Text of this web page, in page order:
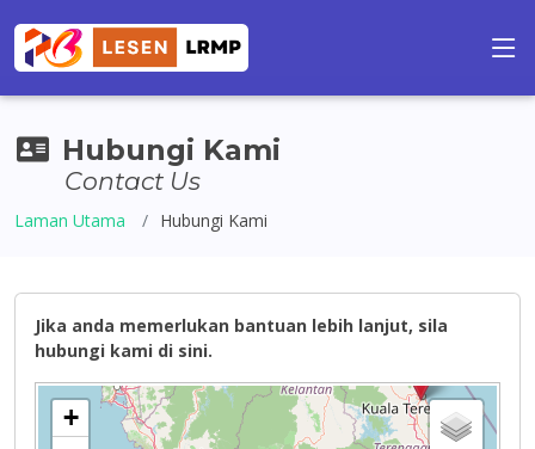
Hubungi Kami
Contact Us
Laman Utama Hubungi Kami
Jika anda memerlukan bantuan lebih lanjut, sila
hubungi kami di sini.